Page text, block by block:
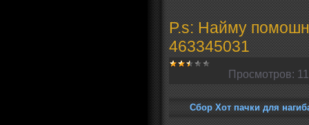
P.s: Найму
463345031
Просмотров:
Сбор Хот пачки для